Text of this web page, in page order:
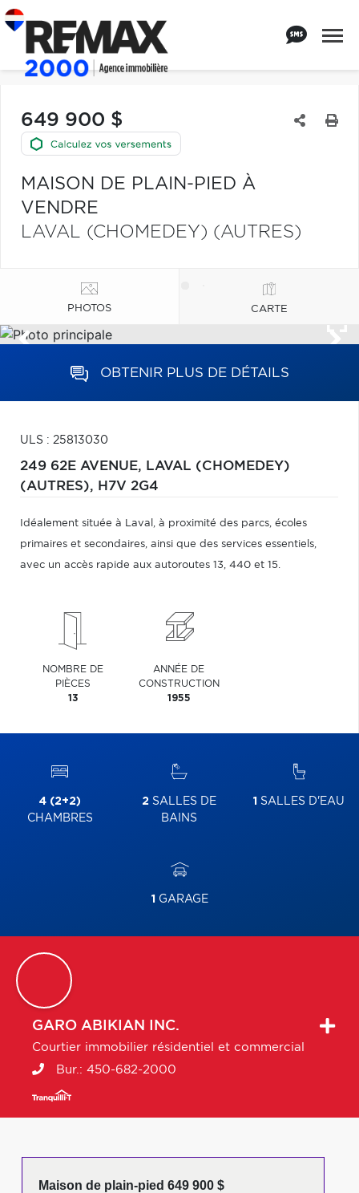
649 900 $
MAISON DE PLAIN-PIED À
VENDRE
LAVAL (CHOMEDEY) (AUTRES)
PHOTOS CARTE
OBTENIR PLUS DE DÉTAILS
ULS : 25813030
249 62E AVENUE, LAVAL (CHOMEDEY)
(AUTRES), H7V 2G4
Idéalement située à Laval, à proximité des parcs, écoles
primaires et secondaires, ainsi que des services essentiels,
avec un accès rapide aux autoroutes 13, 440 et 15.
NOMBRE DE
PIÈCES
13
ANNÉE DE
CONSTRUCTION
1955
4 (2+2)
CHAMBRES
2 SALLES DE
BAINS
1 SALLES D'EAU
1 GARAGE
GARO ABIKIAN INC.
Courtier immobilier résidentiel et commercial
Bur.: 450-682-2000
Maison de plain-pied 649 900 $